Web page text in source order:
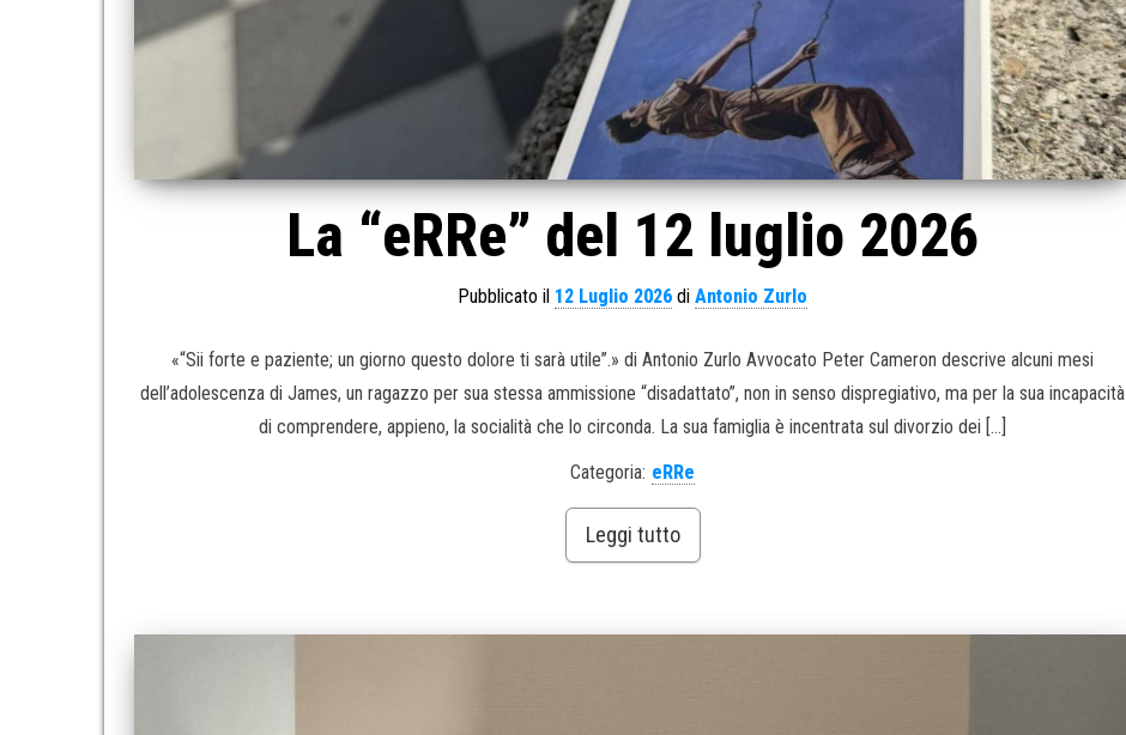
La “eRRe” del 12 luglio 2026
Pubblicato il 12 Luglio 2026 diAntonio Zurlo
«“Sii forte e paziente; un giorno questo dolore ti sarà utile”.» di Antonio Zurlo Avvocato Peter Cameron descrive alcuni mesi
dell’adolescenza di James, un ragazzo per sua stessa ammissione “disadattato”, non in senso dispregiativo, ma per la sua incapacità
di comprendere, appieno, la socialità che lo circonda. La sua famiglia è incentrata sul divorzio dei […]
Categoria: eRRe
Leggi tutto